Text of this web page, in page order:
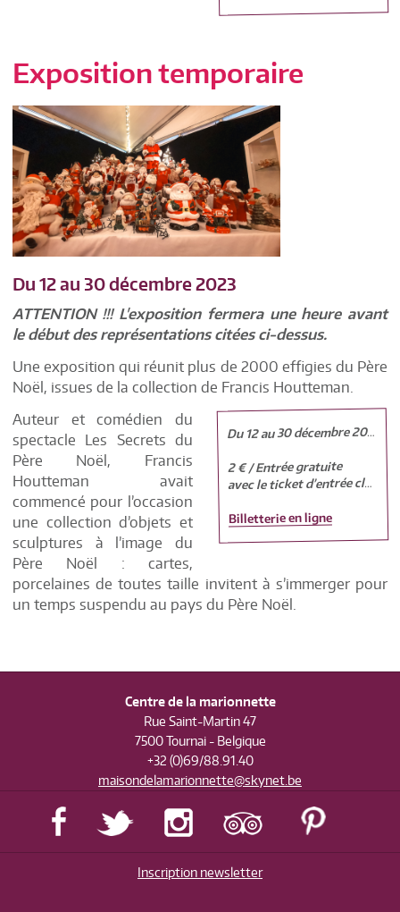
Exposition temporaire
Du 12 au 30 décembre 2023
ATTENTION !!! L'exposition fermera une heure avant
le début des représentations citées ci-dessus.
Une exposition qui réunit plus de 2000 effigies du Père
Noël, issues de la collection de Francis Houtteman.
D
u 12 au 30 décembre 2023
2 € / Entrée gratuite
avec le ticket d’entrée classique
Billetterie en ligne
Auteur et comédien du
spectacle Les Secrets du
Père Noël, Francis
Houtteman avait
commencé pour l’occasion
une collection d’objets et
sculptures à l’image du
Père Noël : cartes,
porcelaines de toutes taille invitent à s’immerger pour
un temps suspendu au pays du Père Noël.
Centre de la marionnette
Rue Saint-Martin 47
7500 Tournai - Belgique
+32 (0)69/88.91.40
maisondelamarionnette@skynet.be
Inscription newsletter